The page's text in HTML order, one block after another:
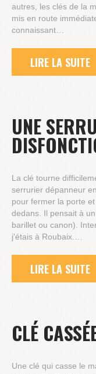
autres, les clés de la
mis en route
connaissant…
LIRE LA SUITE
UNE
La clé tourne
serrurier dépanneur
pour fermer la porte
dedans. Il pensait à
barillet ou canon).
j'étais à Roubaix.…
LIRE LA SUITE
CLÉ
Une clé qui casse le